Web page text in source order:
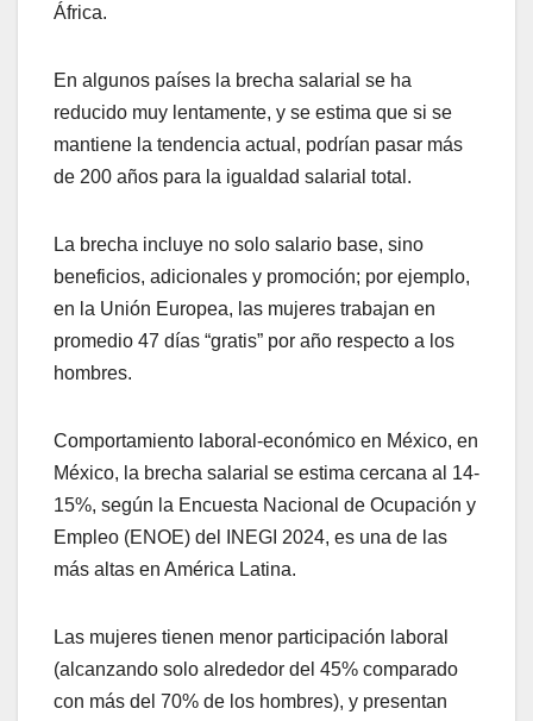
África.
En algunos países la brecha salarial se ha
reducido muy lentamente, y se estima que si se
mantiene la tendencia actual, podrían pasar más
de 200 años para la igualdad salarial total.
La brecha incluye no solo salario base, sino
beneficios, adicionales y promoción; por ejemplo,
en la Unión Europea, las mujeres trabajan en
promedio 47 días “gratis” por año respecto a los
hombres.
Comportamiento laboral-económico en México, en
México, la brecha salarial se estima cercana al 14-
15%, según la Encuesta Nacional de Ocupación y
Empleo (ENOE) del INEGI 2024, es una de las
más altas en América Latina.
Las mujeres tienen menor participación laboral
(alcanzando solo alrededor del 45% comparado
con más del 70% de los hombres), y presentan